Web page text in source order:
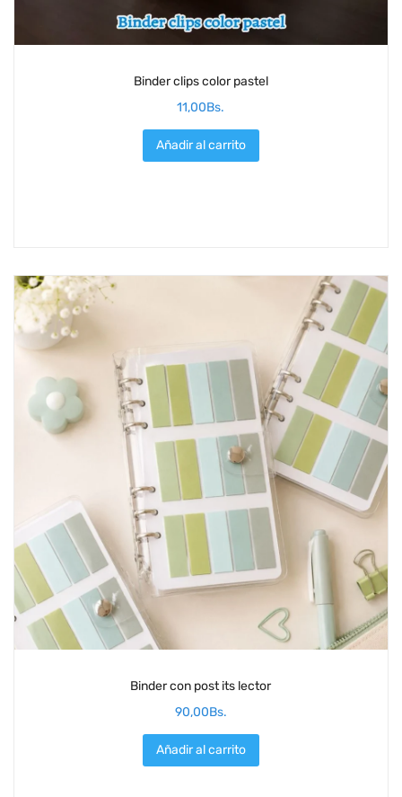
Binder clips color pastel
11,00Bs.
Añadir al carrito
Binder con post its lector
90,00Bs.
Añadir al carrito